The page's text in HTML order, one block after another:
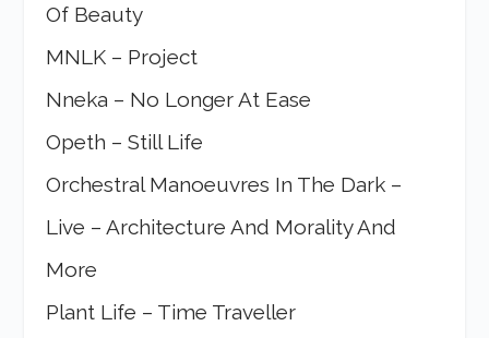
Of Beauty
MNLK – Project
Nneka – No Longer At Ease
Opeth – Still Life
Orchestral Manoeuvres In The Dark –
Live – Architecture And Morality And
More
Plant Life – Time Traveller